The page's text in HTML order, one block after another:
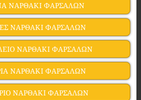
ΝΑΡΘΑΚΙ ΦΑΡΣΑΛΩΝ
ΝΑΡΘΑΚΙ ΦΑΡΣΑΛΩΝ
ΝΑΡΘΑΚΙ ΦΑΡΣΑΛΩΝ
ΝΑΡΘΑΚΙ ΦΑΡΣΑΛΩΝ
ΝΑΡΘΑΚΙ ΦΑΡΣΑΛΩΝ